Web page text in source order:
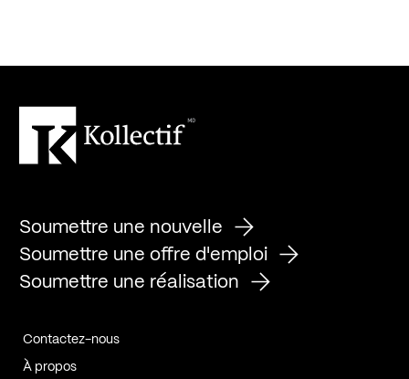
Soumettre une nouvelle
Soumettre une offre d'emploi
Soumettre une réalisation
Contactez-nous
À propos